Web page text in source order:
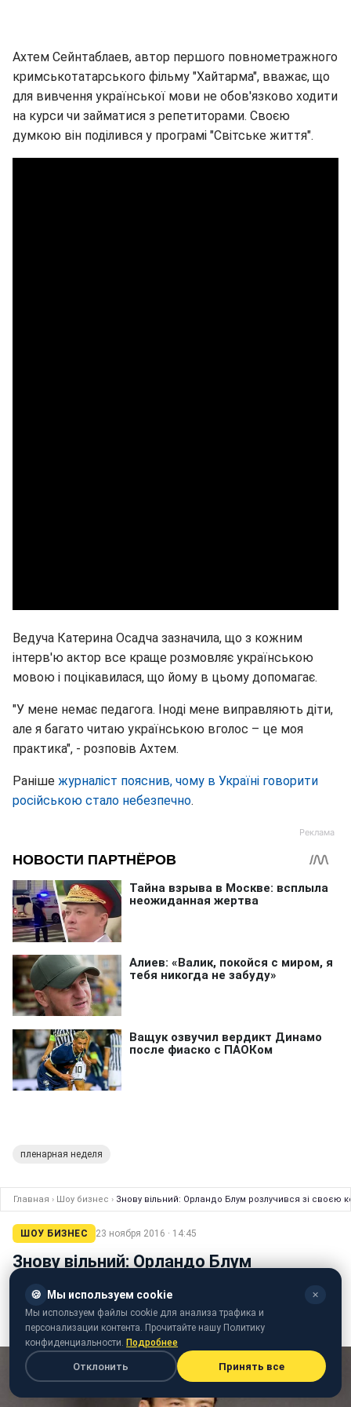
Ахтем Сейнтаблаев, автор першого повнометражного
кримськотатарського фільму "Хайтарма", вважає, що
для вивчення української мови не обов'язково ходити
на курси чи займатися з репетиторами. Своєю
думкою він поділився у програмі "Світське життя".
Ведуча Катерина Осадча зазначила, що з кожним
інтерв'ю актор все краще розмовляє українською
мовою і поцікавилася, що йому в цьому допомагає.
"У мене немає педагога. Іноді мене виправляють діти,
але я багато читаю українською вголос – це моя
практика", - розповів Ахтем.
Раніше журналіст пояснив, чому в Україні говорити
російською стало небезпечно.
пленарная неделя
Главная › Шоу бизнес › Знову вільний: Орландо Блум розлучився зі своєю
ШОУ БИЗНЕС 23 ноября 2016 · 14:45
Знову вільний: Орландо Блум
Зірка фільму "Пірати карибського моря" сам поставив
крапку у відносинах
🍪 Мы используем cookie ✕
Мы используем файлы cookie для анализа трафика и
персонализации контента. Прочитайте нашу Политику
конфиденциальности. Подробнее
Отклонить Принять все